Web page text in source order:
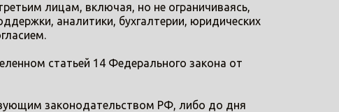
лицам, включая, но не ограничиваясь,
аналитики, бухгалтерии, юридических
статьей 14 Федерального закона от
законодательством РФ, либо до дня